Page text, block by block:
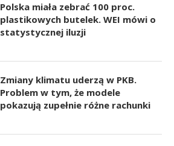
Polska miała zebrać 100 proc.
plastikowych butelek. WEI mówi o
statystycznej iluzji
Zmiany klimatu uderzą w PKB.
Problem w tym, że modele
pokazują zupełnie różne rachunki